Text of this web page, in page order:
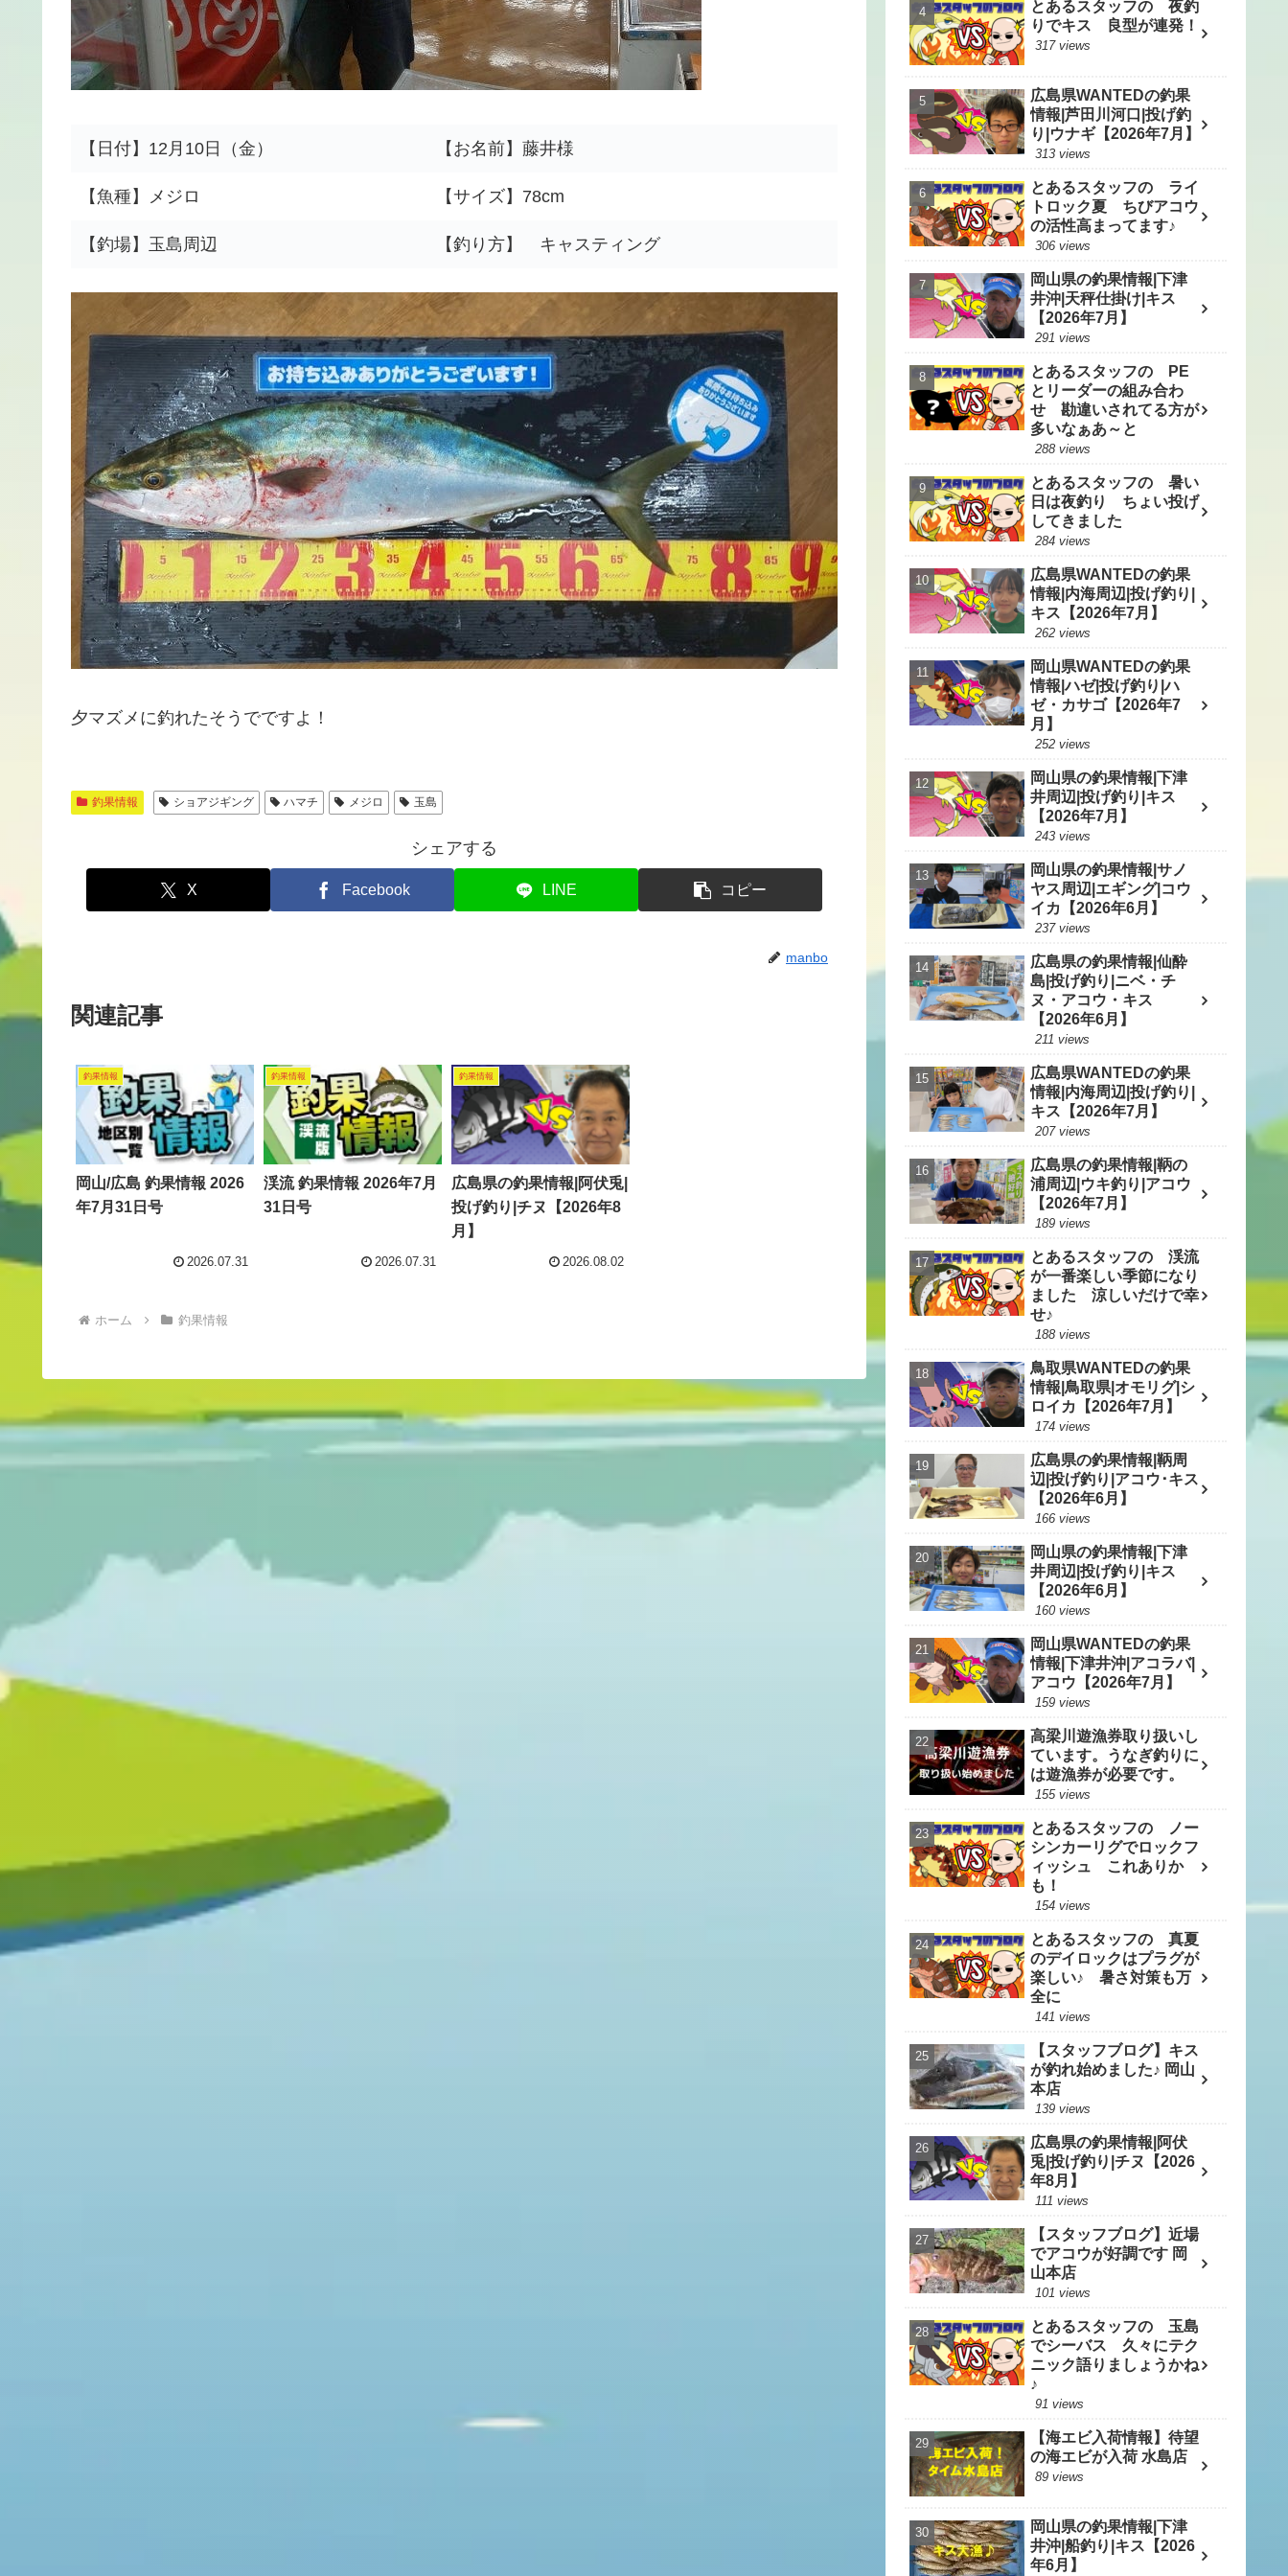
【日付】12月10日（金） 【お名前】藤井様
【魚種】メジロ 【サイズ】78cm
【釣場】玉島周辺 【釣り方】 キャスティング
夕マズメに釣れたそうでですよ！
釣果情報 ショアジギング ハマチ メジロ 玉島
シェアする
X Facebook LINE コピー
manbo
関連記事
釣果情報
岡山/広島 釣果情報 2026
年7月31日号
2026.07.31
釣果情報
渓流 釣果情報 2026年7月
31日号
2026.07.31
釣果情報
広島県の釣果情報|阿伏兎|
投げ釣り|チヌ【2026年8
月】
2026.08.02
ホーム 釣果情報
とあるスタッフの 夜釣
りでキス 良型が連発！
317 views
広島県WANTEDの釣果
情報|芦田川河口|投げ釣
り|ウナギ【2026年7月】
313 views
とあるスタッフの ライ
トロック夏 ちびアコウ
の活性高まってます♪
306 views
岡山県の釣果情報|下津
井沖|天秤仕掛け|キス
【2026年7月】
291 views
とあるスタッフの PE
とリーダーの組み合わ
せ 勘違いされてる方が
多いなぁあ～と
288 views
とあるスタッフの 暑い
日は夜釣り ちょい投げ
してきました
284 views
広島県WANTEDの釣果
情報|内海周辺|投げ釣り|
キス【2026年7月】
262 views
岡山県WANTEDの釣果
情報|ハゼ|投げ釣り|ハ
ゼ・カサゴ【2026年7
月】
252 views
岡山県の釣果情報|下津
井周辺|投げ釣り|キス
【2026年7月】
243 views
岡山県の釣果情報|サノ
ヤス周辺|エギング|コウ
イカ【2026年6月】
237 views
広島県の釣果情報|仙酔
島|投げ釣り|ニベ・チ
ヌ・アコウ・キス
【2026年6月】
211 views
広島県WANTEDの釣果
情報|内海周辺|投げ釣り|
キス【2026年7月】
207 views
広島県の釣果情報|鞆の
浦周辺|ウキ釣り|アコウ
【2026年7月】
189 views
とあるスタッフの 渓流
が一番楽しい季節になり
ました 涼しいだけで幸
せ♪
188 views
鳥取県WANTEDの釣果
情報|鳥取県|オモリグ|シ
ロイカ【2026年7月】
174 views
広島県の釣果情報|鞆周
辺|投げ釣り|アコウ･キス
【2026年6月】
166 views
岡山県の釣果情報|下津
井周辺|投げ釣り|キス
【2026年6月】
160 views
岡山県WANTEDの釣果
情報|下津井沖|アコラバ|
アコウ【2026年7月】
159 views
高梁川遊漁券取り扱いし
ています。うなぎ釣りに
は遊漁券が必要です。
155 views
とあるスタッフの ノー
シンカーリグでロックフ
ィッシュ これありか
も！
154 views
とあるスタッフの 真夏
のデイロックはプラグが
楽しい♪ 暑さ対策も万
全に
141 views
【スタッフブログ】キス
が釣れ始めました♪ 岡山
本店
139 views
広島県の釣果情報|阿伏
兎|投げ釣り|チヌ【2026
年8月】
111 views
【スタッフブログ】近場
でアコウが好調です 岡
山本店
101 views
とあるスタッフの 玉島
でシーバス 久々にテク
ニック語りましょうかね
♪
91 views
【海エビ入荷情報】待望
の海エビが入荷 水島店
89 views
岡山県の釣果情報|下津
井沖|船釣り|キス【2026
年6月】